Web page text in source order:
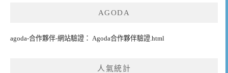
AGODA
agoda-合作夥伴-網站驗證： Agoda合作夥伴驗證.html
人氣統計